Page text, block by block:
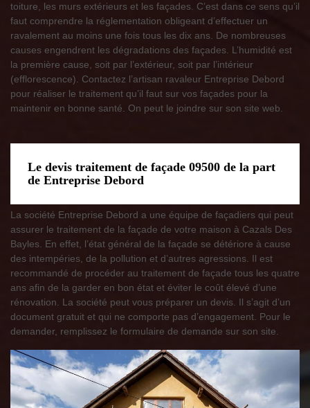
toiture, les murs extérieurs et les façades. C’est dans ce sens qu’il
faut comprendre la réglementation obligeant d’effectuer un
ravalement au moins une fois tous les dix ans. De nombreuses
causes engendrent les dégradations des façades. L’humidité est
la première cause, soit par l’extérieur, soit par l’intérieur
(efflorescence). Contactez l’artisan ravaleur Entreprise Debord
pour réaliser le traitement qu’il faut sur vos façades pour la
maintenir en bonne santé. On peut le joindre sur son site web.
Le devis traitement de façade 09500 de la part
de Entreprise Debord
La société Entreprise Debord a une équipe de façadiers qui peut
assurer le traitement de la façade de votre maison à Cazals Des
Bayles. En effet, l’état général de la façade se détériore à cause
des intempéries, de la pollution et d’autres agressions. Il est
recommandé de procéder au traitement de façade tous les quatre
ans afin de la garder en bon état et éviter le coût élevé d’une
rénovation. La société peut vous préparer un devis. Il s’agit d’un
document gratuit et qui ne comporte pas d’engagement. Pour le
demander, remplissez le formulaire de demande sur son site.